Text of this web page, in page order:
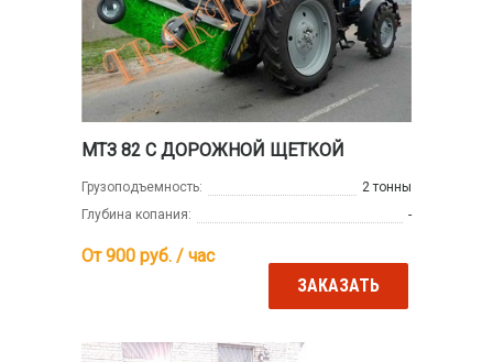
МТЗ 82 С ДОРОЖНОЙ ЩЕТКОЙ
Грузоподъемность:
2 тонны
Глубина копания:
-
От 900 руб. / час
ЗАКАЗАТЬ